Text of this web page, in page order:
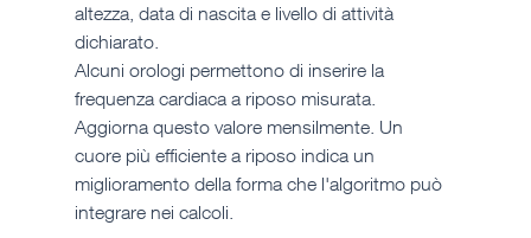
altezza, data di nascita e livello di attività
dichiarato.
Alcuni orologi permettono di inserire la
frequenza cardiaca a riposo misurata.
Aggiorna questo valore mensilmente. Un
cuore più efficiente a riposo indica un
miglioramento della forma che l'algoritmo può
integrare nei calcoli.